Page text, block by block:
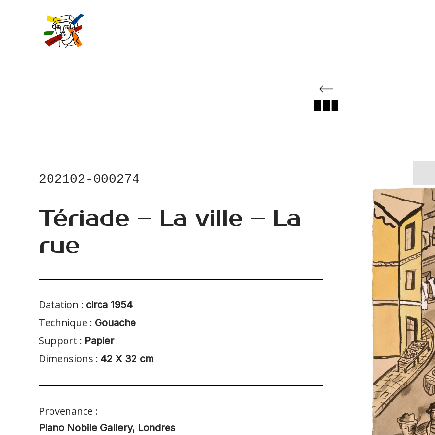
202102-000274
Tériade – La ville – La
rue
Datation : circa 1954
Technique : Gouache
Support : Papier
Dimensions : 42 X 32 cm
Provenance :
Piano Nobile Gallery, Londres